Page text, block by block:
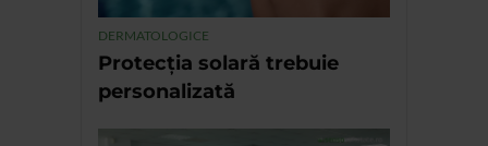
DERMATOLOGICE
Protecția solară trebuie
personalizată